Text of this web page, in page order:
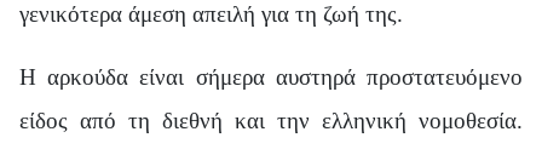
γενικότερα άμεση απειλή για τη ζωή της.
Η αρκούδα είναι σήμερα αυστηρά προστατευόμενο
είδος από τη διεθνή και την ελληνική νομοθεσία.